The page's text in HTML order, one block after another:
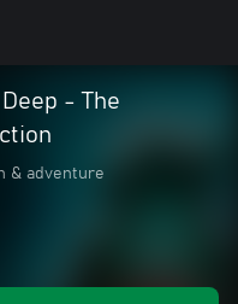
- The
& adventure